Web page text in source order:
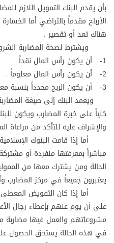
بأن يقدم البنك التمويل اللازم
الأرباح مقدماً بالتراضي أما
هناك تعد أو تقصير .
ويشترط لصحة المضاربة
1- أن يكون رأس المال نقداً .
2- أن يكون رأس المال معلوماً .
3- أن يكون الربح محدداً بنسبة معينة كالنصف مثلاً . (1)
ويعمد البنك إلى صيغة
كلياً على خبرة المضارب ويكون
والإشراف عليه للتأكد من مراعاة
أما إذا قامت البنوك الإسلامية
مباشراً بمعرفتها منفردة أو
الحالة ومن يشترك معها من
يعتبرون جميعاً في مركز المضارب
أما إذا كان التفويض المعطى
على أن يوم عنهم بإعطاء رجال
مشروعاتهم والعمل فيها مضاربة
في هذه الحالة يستحق الحصول